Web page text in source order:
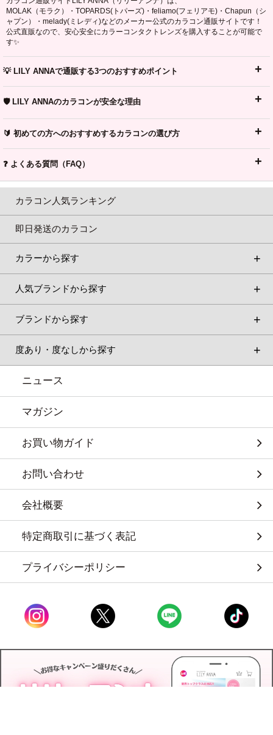
MOLAK（モラク）・TOPARDS(トパーズ)・feliamo(フェリアモ)・Chapun（シ
ャプン）・melady(ミレディ)などのメーカー公式のカラコン通販サイトです！
公式直販なので、安心安全にカラーコンタクトレンズを購入することが可能で
す✨
💡 LILY ANNAで通販する3つのおすすめポイント
🛡️ LILY ANNAのカラコンが安全な理由
🔰 初めての方へのおすすめするカラコンの選び方
❓ よくある質問（FAQ）
カラコン人気ランキング
即日発送のカラコン
カラーから探す
人気ブランドから探す
ブランドから探す
度あり・度なしから探す
ニュース
マガジン
お買い物ガイド
お問い合わせ
会社概要
特定商取引に基づく表記
プライバシーポリシー